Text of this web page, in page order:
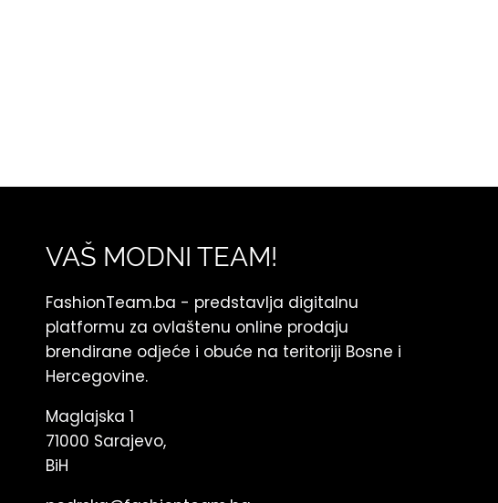
VAŠ MODNI TEAM!
FashionTeam.ba - predstavlja digitalnu
platformu za ovlaštenu online prodaju
brendirane odjeće i obuće na teritoriji Bosne i
Hercegovine.
Maglajska 1
71000 Sarajevo,
BiH